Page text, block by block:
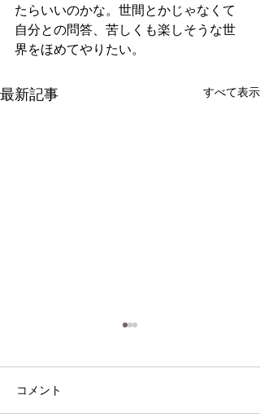
たらいいのかな。世間とかじゃなくて
自分との問答、苦しくも楽しそうな世
界をほめてやりたい。
最新記事 すべて表示
コメント